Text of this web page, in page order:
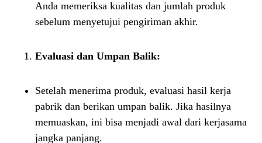
Anda memeriksa kualitas dan jumlah produk
sebelum menyetujui pengiriman akhir.
Evaluasi dan Umpan Balik:
Setelah menerima produk, evaluasi hasil kerja
pabrik dan berikan umpan balik. Jika hasilnya
memuaskan, ini bisa menjadi awal dari kerjasama
jangka panjang.